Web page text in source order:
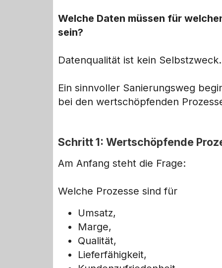
Welche Daten müssen für
sein?
Datenqualität ist kein
Ein sinnvoller Sanierungsweg
bei den wertschöpfenden
Schritt 1: Wertschöpfende
Am Anfang steht die Frage:
Welche Prozesse sind für
Umsatz,
Marge,
Qualität,
Lieferfähigkeit,